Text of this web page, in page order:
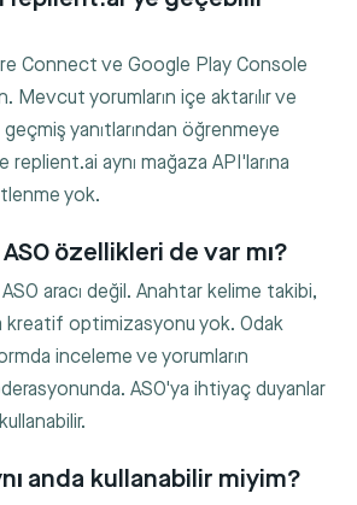
Connect ve Google Play Console
Mevcut yorumların içe aktarılır ve
yanıtlarından öğrenmeye
replient.ai aynı mağaza API'larına
yok.
özellikleri de var mı?
ASO aracı değil. Anahtar kelime takibi,
kreatif optimizasyonu yok. Odak
inceleme ve yorumların
ASO'ya ihtiyaç duyanlar
anda kullanabilir miyim?